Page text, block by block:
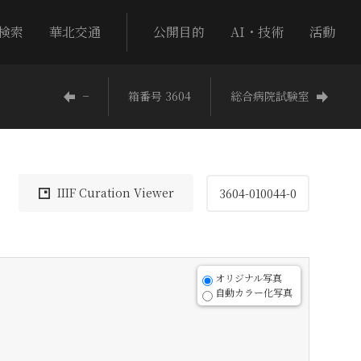
索 華北交通 公開目的 AI・技術 活動
− 箱番号 3604 総合病院試験室
IIIF Curation Viewer 3604-010044-0
オリジナル写真
自動カラー化写真